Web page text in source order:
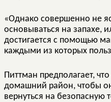
«Однако совершенно не
основываться на запахе,
достигается с помощью
каждыми из которых
Питтман предполагает,
домашний район, чтобы
вернуться на безопасную